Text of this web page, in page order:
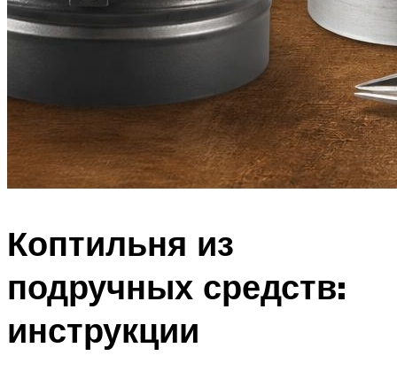
Коптильня из
подручных средств:
инструкции